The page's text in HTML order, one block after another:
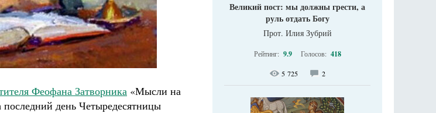
Феофана Затворника «Мысли на
день Четыредесятницы
Великий пост: мы должны грести, а
руль отдать Богу
Прот. Илия Зубрий
Рейтинг: 9.9 Голосов: 418
5 725 2